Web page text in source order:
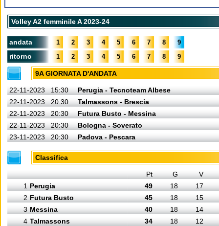
Volley A2 femminile A 2023-24
andata 1 2 3 4 5 6 7 8 9
ritorno 1 2 3 4 5 6 7 8 9
9A GIORNATA D'ANDATA
22-11-2023 15:30
Perugia - Tecnoteam Albese
22-11-2023
20:30
Talmassons - Brescia
22-11-2023
20:30
Futura Busto - Messina
22-11-2023
20:30
Bologna - Soverato
23-11-2023
20:30 Padova - Pescara
Classifica
Pt G
V
1 Perugia 49 18
17
2 Futura Busto 45 18
15
3 Messina 40 18
14
4 Talmassons 34 18
12